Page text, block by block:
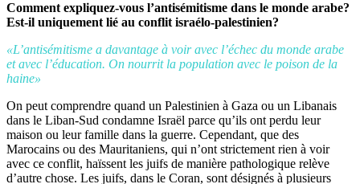
Comment expliquez-vous l’antisémitisme dans le monde arabe?
Est-il uniquement lié au conflit israélo-palestinien?
«L’antisémitisme a davantage à voir avec l’échec du monde arabe
et avec l’éducation. On nourrit la population avec le poison de la
haine»
On peut comprendre quand un Palestinien à Gaza ou un Libanais
dans le Liban-Sud condamne Israël parce qu’ils ont perdu leur
maison ou leur famille dans la guerre. Cependant, que des
Marocains ou des Mauritaniens, qui n’ont strictement rien à voir
avec ce conflit, haïssent les juifs de manière pathologique relève
d’autre chose. Les juifs, dans le Coran, sont désignés à plusieurs